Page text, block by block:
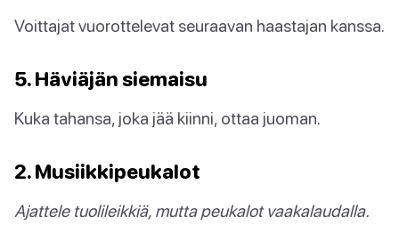
Voittajat vuorottelevat seuraavan haastajan kanssa.
5. Häviäjän siemaisu
Kuka tahansa, joka jää kiinni, ottaa juoman.
2. Musiikkipeukalot
Ajattele tuolileikkiä, mutta peukalot vaakalaudalla.